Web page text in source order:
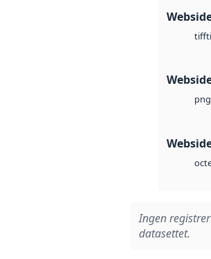
tiff
png
Ingen
datasettet.